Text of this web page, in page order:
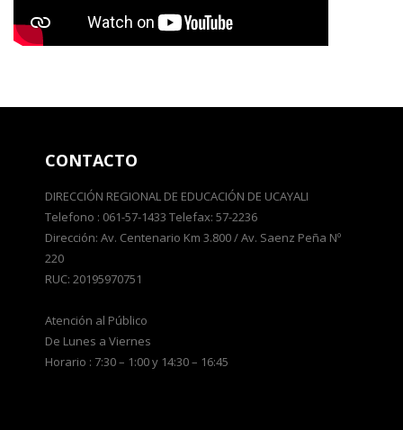
CONTACTO
DIRECCIÓN REGIONAL DE EDUCACIÓN DE UCAYALI
Telefono : 061-57-1433 Telefax: 57-2236
Dirección: Av. Centenario Km 3.800 / Av. Saenz Peña Nº
220
RUC: 20195970751
Atención al Público
De Lunes a Viernes
Horario : 7:30 – 1:00 y 14:30 – 16:45